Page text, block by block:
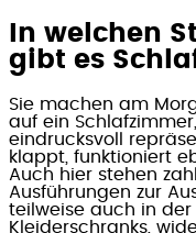
In welchen
gibt es
Sie machen am
auf ein
eindrucksvoll
klappt, funktioniert
Auch hier stehen
Ausführungen zur
teilweise auch in der
Kleiderschranks,